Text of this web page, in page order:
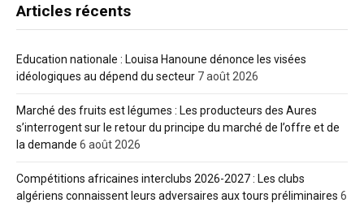
Articles récents
Education nationale : Louisa Hanoune dénonce les visées
idéologiques au dépend du secteur 7 août 2026
Marché des fruits est légumes : Les producteurs des Aures
s’interrogent sur le retour du principe du marché de l’offre et de
la demande 6 août 2026
Compétitions africaines interclubs 2026-2027 : Les clubs
algériens connaissent leurs adversaires aux tours préliminaires 6